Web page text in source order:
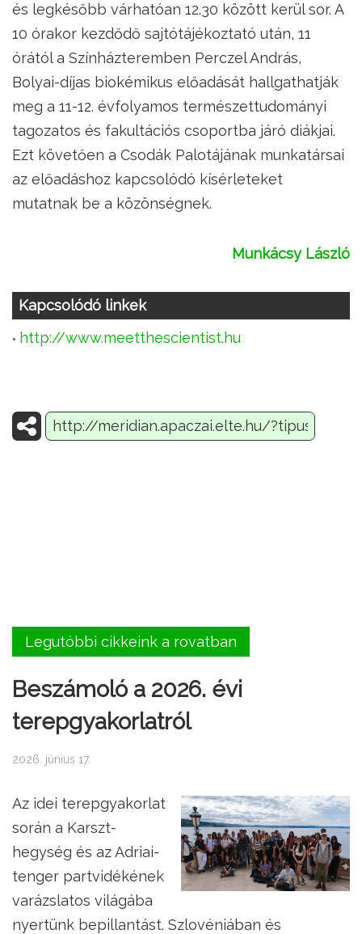
és legkésőbb várhatóan 12.30 között kerül sor. A
10 órakor kezdődő sajtótájékoztató után, 11
órától a Színházteremben Perczel András,
Bolyai-díjas biokémikus előadását hallgathatják
meg a 11-12. évfolyamos természettudományi
tagozatos és fakultációs csoportba járó diákjai.
Ezt követően a Csodák Palotájának munkatársai
az előadáshoz kapcsolódó kísérleteket
mutatnak be a közönségnek.
Munkácsy László
Kapcsolódó linkek
http://www.meetthescientist.hu
Legutóbbi cikkeink a rovatban
Beszámoló a 2026. évi
terepgyakorlatról
2026. június 17.
Az idei terepgyakorlat
során a Karszt-
hegység és az Adriai-
tenger partvidékének
varázslatos világába
nyertünk bepillantást. Szlovéniában és